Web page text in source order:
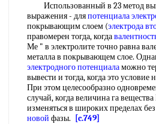
Использованный в 23 метод
выражения - дляпотенциала
покрывающим слоем (электрода
правомерен тогда, когда
Ме " в электролите точно равна
металла в покрывающем слое.
электродного потенциаламожно
вывести и тогда, когда это условие
При этом целесообразно
случай, когда величина га
изменяться в широких пределах без
новой фазы.
[c.749]